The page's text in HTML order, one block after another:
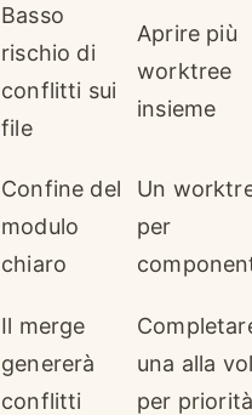
Basso
rischio di
conflitti sui
file
Aprire più
worktree
insieme
Confine del
modulo
chiaro
Un
per
Il merge
genererà
conflitti
una alla
per